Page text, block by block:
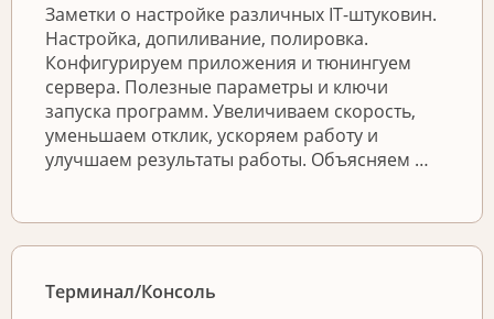
Заметки о настройке различных IT-штуковин.
Настройка, допиливание, полировка.
Конфигурируем приложения и тюнингуем
сервера. Полезные параметры и ключи
запуска программ. Увеличиваем скорость,
уменьшаем отклик, ускоряем работу и
улучшаем результаты работы. Объясняем …
Терминал/Консоль